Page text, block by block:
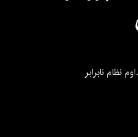
نظام نابرابر